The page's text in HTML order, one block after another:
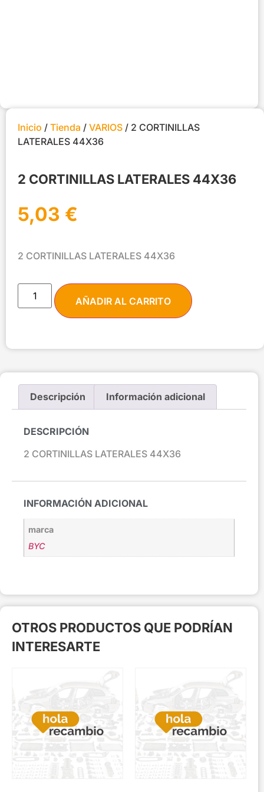
Inicio / Tienda / VARIOS / 2 CORTINILLAS
LATERALES 44X36
2 CORTINILLAS LATERALES 44X36
5,03 €
2 CORTINILLAS LATERALES 44X36
AÑADIR AL CARRITO
Descripción Información adicional
DESCRIPCIÓN
2 CORTINILLAS LATERALES 44X36
INFORMACIÓN ADICIONAL
marca
BYC
OTROS PRODUCTOS QUE PODRÍAN
INTERESARTE